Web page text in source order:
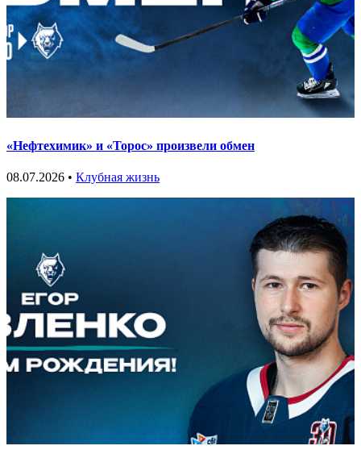
«Нефтехимик» и «Торос» произвели обмен
08.07.2026 • Клубная жизнь